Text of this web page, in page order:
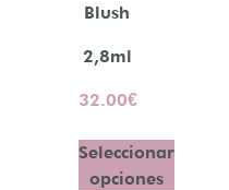
Blush
2,8ml
32.00€
Seleccionar
opciones